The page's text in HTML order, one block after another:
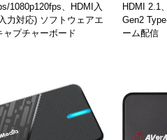
1080p120fps、HDMI入
力対応) ソフトウェアエ
ャプチャーボード
HDMI 2.1
Gen2
ーム配信